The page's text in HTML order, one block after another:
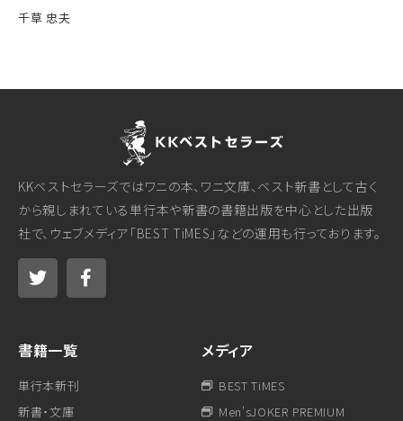
千草 忠夫
KKベストセラーズではワニの本、ワニ文庫、ベスト新書として古く
から親しまれている単行本や新書の書籍出版を中心とした出版
社で、ウェブメディア「BEST TiMES」などの運用も行っております。
書籍一覧
単行本新刊
新書・文庫
メディア
BEST TiMES
Men'sJOKER PREMIUM